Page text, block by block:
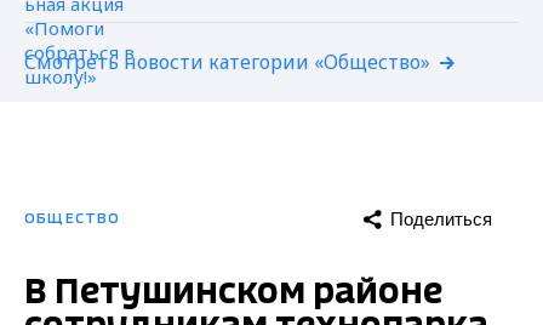
Смотреть новости категории «Общество»
ОБЩЕСТВО Поделиться
В Петушинском районе